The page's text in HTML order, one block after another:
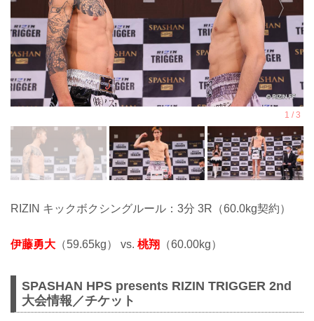
RIZIN キックボクシングルール：3分 3R（60.0kg契約）
伊藤勇大 （59.65kg） vs. 桃翔 （60.00kg）
SPASHAN HPS presents RIZIN TRIGGER 2nd
大会情報／チケット